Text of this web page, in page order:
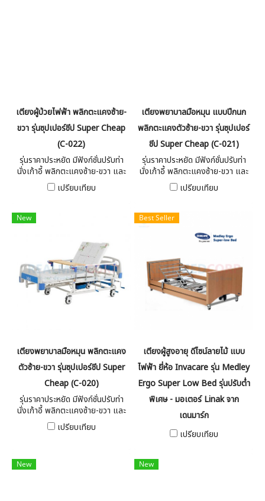
เตียงผู้ป่วยไฟฟ้า พลิกตะแคงซ้าย-
ขวา รุ่นซุปเปอร์ชีป Super Cheap
(C-022)
รุ่นราคาประหยัด มีฟังก์ชั่นปรับท่า
นั่งเก้าอี้ พลิกตะแคงซ้าย-ขวา และ
ฟังก์ชั่นขับถ่ายสำหรับผู้ป่วยติด
เตียง แถมฟรีฟูกที่นอนแบบพับ
เปรียบเทียบ
เตียงพยาบาลมือหมุน แบบปีกนก
พลิกตะแคงตัวซ้าย-ขวา รุ่นซุปเปอร์
ชีป Super Cheap (C-021)
รุ่นราคาประหยัด มีฟังก์ชั่นปรับท่า
นั่งเก้าอี้ พลิกตะแคงซ้าย-ขวา และ
ฟังก์ชั่นขับถ่ายสำหรับผู้ป่วยติด
เตียง แถมฟรีฟูกที่นอนแบบพับ
เปรียบเทียบ
New
เตียงพยาบาลมือหมุน พลิกตะแคง
ตัวซ้าย-ขวา รุ่นซุปเปอร์ชีป Super
Cheap (C-020)
รุ่นราคาประหยัด มีฟังก์ชั่นปรับท่า
นั่งเก้าอี้ พลิกตะแคงซ้าย-ขวา และ
ฟังก์ชั่นขับถ่ายสำหรับผู้ป่วยติด
เตียง แถมฟรีฟูกที่นอนแบบพับ
เปรียบเทียบ
Best Seller
เตียงผู้สูงอายุ ดีไซน์ลายไม้ แบบ
ไฟฟ้า ยี่ห้อ Invacare รุ่น Medley
Ergo Super Low Bed รุ่นปรับต่ำ
พิเศษ - มอเตอร์ Linak จาก
เดนมาร์ก
เปรียบเทียบ
New New